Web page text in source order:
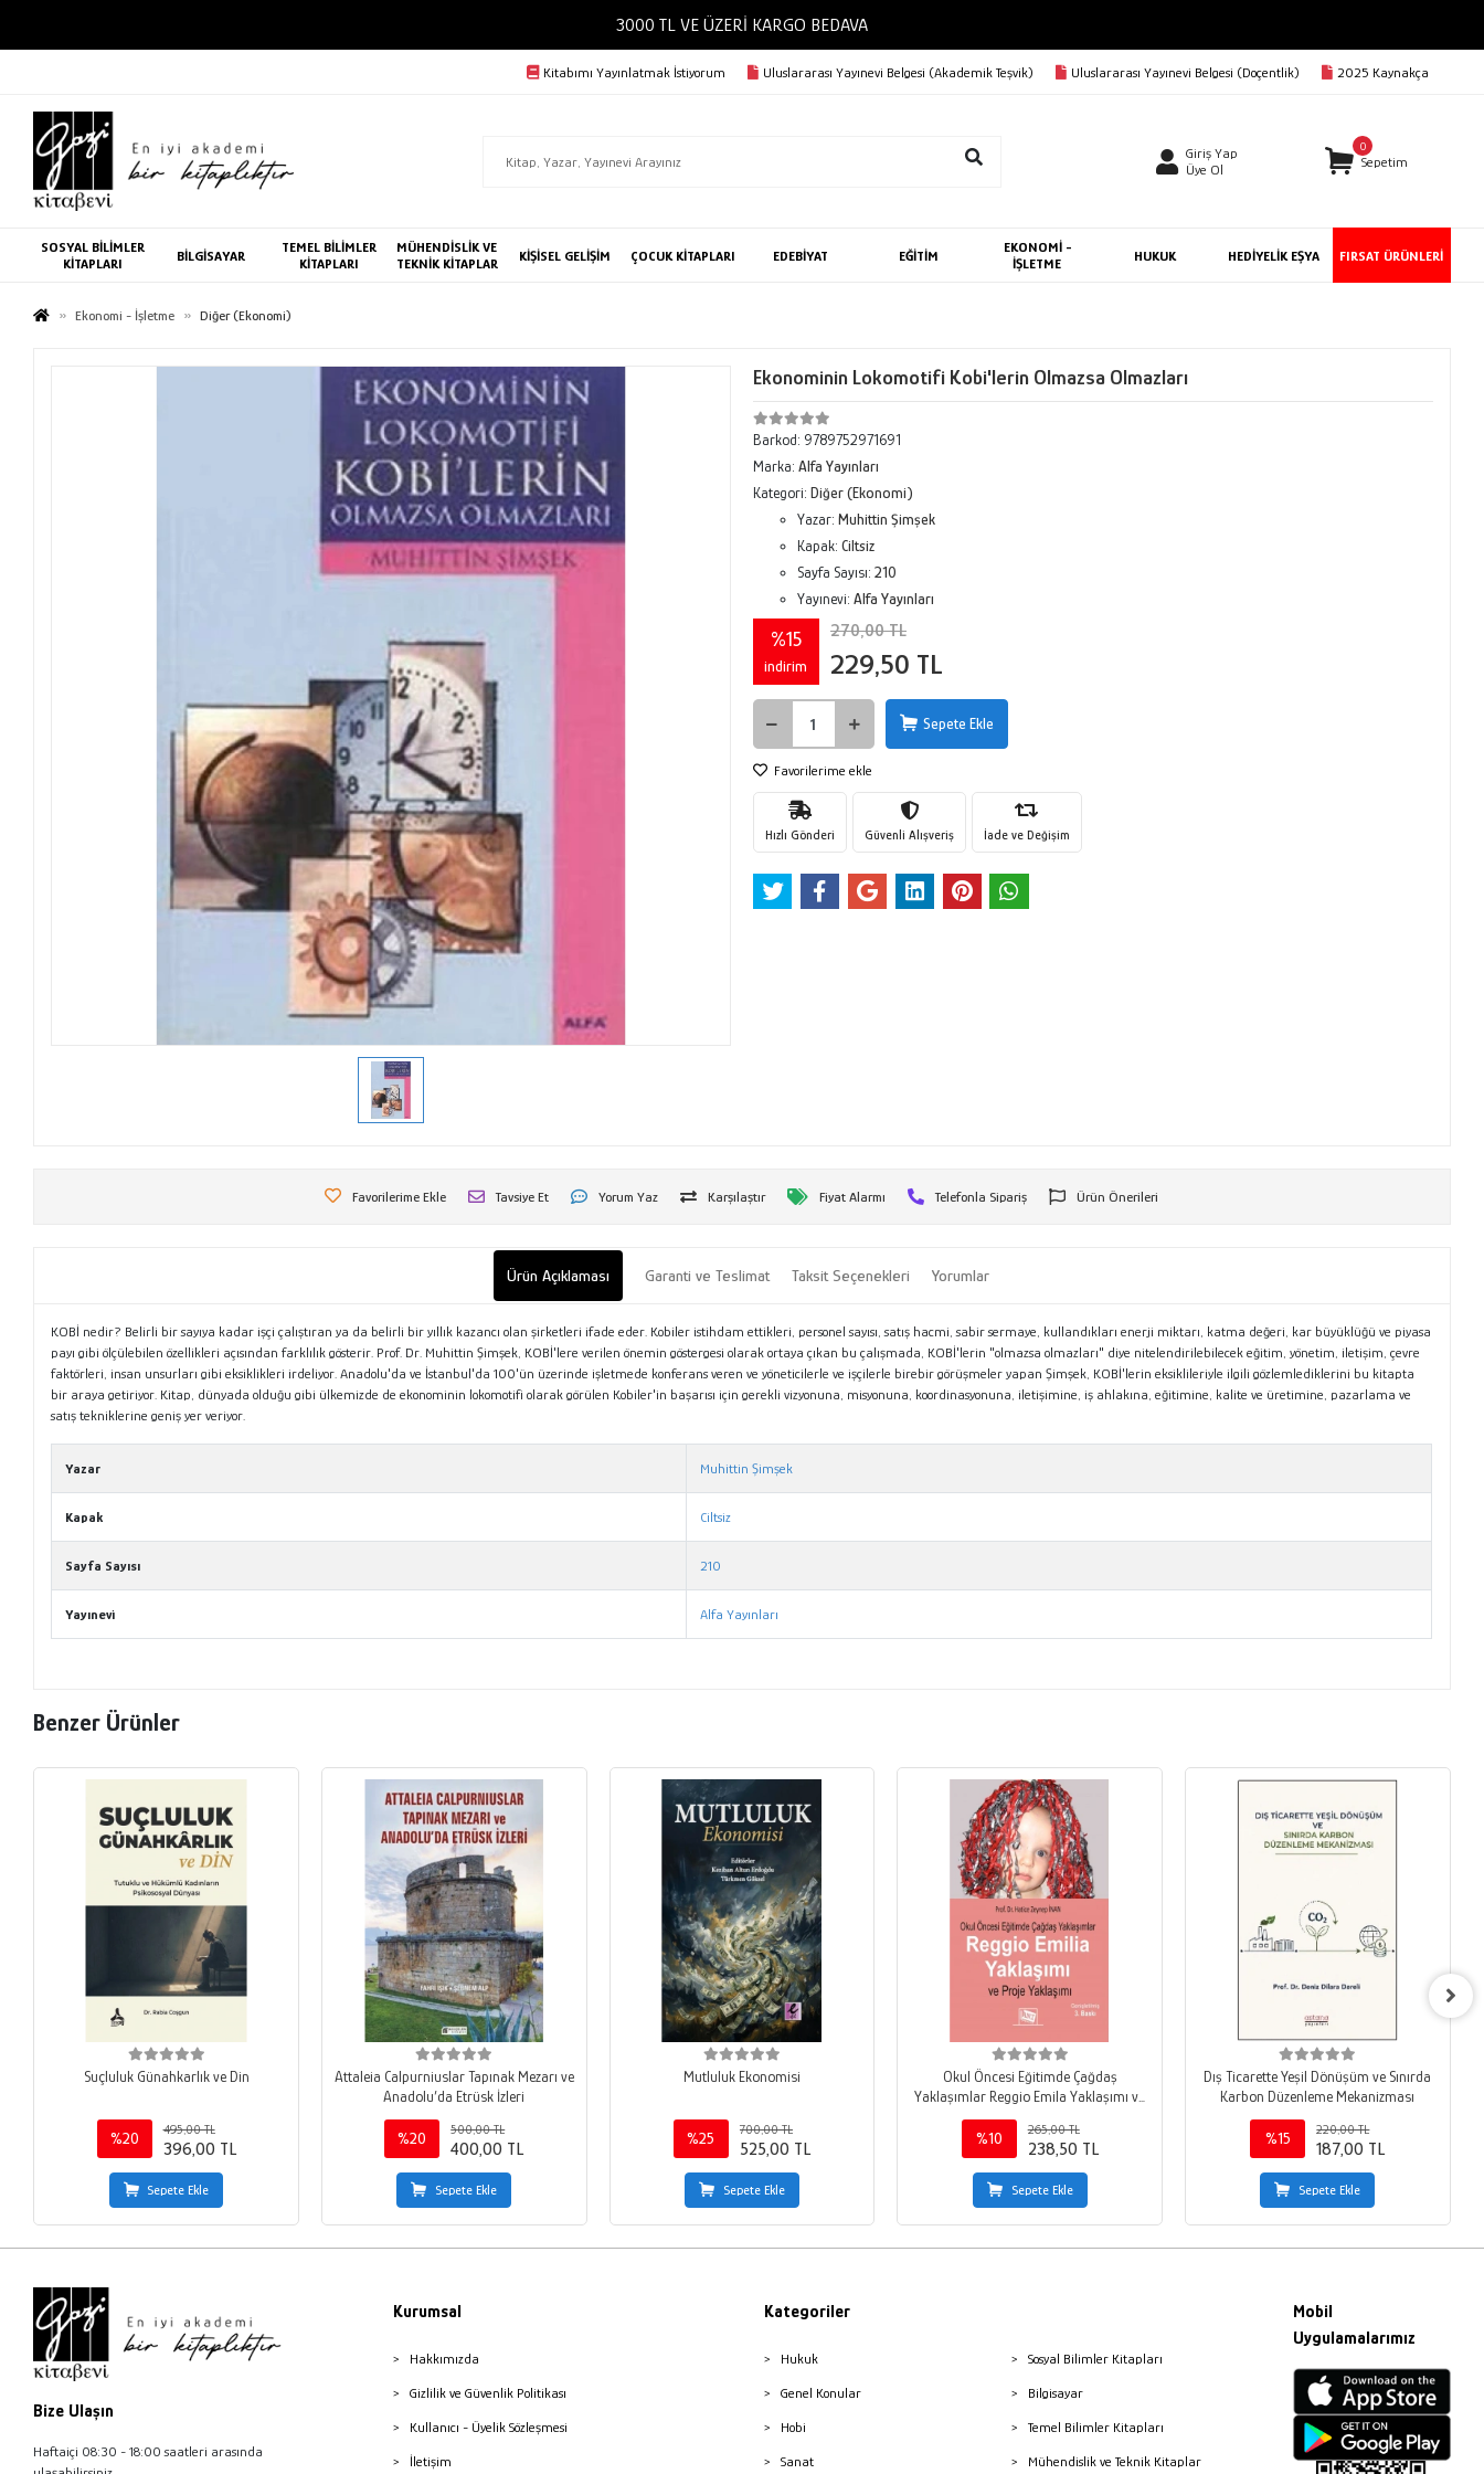
3000 TL VE ÜZERİ KARGO BEDAVA
Kitabımı Yayınlatmak İstiyorum Uluslararası Yayınevi Belgesi (Akademik Teşvik) Uluslararası Yayınevi Belgesi (Doçentlik) 2025 Kaynakça
Giriş Yap
Üye Ol
0
Sepetim
SOSYAL BİLİMLER
KİTAPLARI
BİLGİSAYAR
TEMEL BİLİMLER
KİTAPLARI
MÜHENDİSLİK VE
TEKNİK KİTAPLAR
KİŞİSEL GELİŞİM ÇOCUK KİTAPLARI EDEBİYAT EĞİTİM
EKONOMİ -
İŞLETME
HUKUK HEDİYELİK EŞYA FIRSAT ÜRÜNLERİ
Ekonomi - İşletme Diğer (Ekonomi)
Ekonominin Lokomotifi Kobi'lerin Olmazsa Olmazları
Barkod: 9789752971691
Marka: Alfa Yayınları
Kategori: Diğer (Ekonomi)
Yazar: Muhittin Şimşek
Kapak: Ciltsiz
Sayfa Sayısı: 210
Yayınevi: Alfa Yayınları
%15
indirim
270,00 TL
229,50 TL
Sepete Ekle
Favorilerime ekle
Hızlı Gönderi Güvenli Alışveriş İade ve Değişim
Favorilerime Ekle Tavsiye Et Yorum Yaz Karşılaştır Fiyat Alarmı Telefonla Sipariş Ürün Önerileri
Ürün Açıklaması Garanti ve Teslimat Taksit Seçenekleri Yorumlar
KOBİ nedir? Belirli bir sayıya kadar işçi çalıştıran ya da belirli bir yıllık kazancı olan şirketleri ifade eder. Kobiler istihdam ettikleri, personel sayısı, satış hacmi, sabir sermaye, kullandıkları enerji miktarı, katma değeri, kar büyüklüğü ve piyasa
payı gibi ölçülebilen özellikleri açısından farklılık gösterir. Prof. Dr. Muhittin Şimşek, KOBİ'lere verilen önemin göstergesi olarak ortaya çıkan bu çalışmada, KOBİ'lerin "olmazsa olmazları" diye nitelendirilebilecek eğitim, yönetim, iletişim, çevre
faktörleri, insan unsurları gibi eksiklikleri irdeliyor. Anadolu'da ve İstanbul'da 100'ün üzerinde işletmede konferans veren ve yöneticilerle ve işçilerle birebir görüşmeler yapan Şimşek, KOBİ'lerin eksiklileriyle ilgili gözlemlediklerini bu kitapta
bir araya getiriyor. Kitap, dünyada olduğu gibi ülkemizde de ekonominin lokomotifi olarak görülen Kobiler'in başarısı için gerekli vizyonuna, misyonuna, koordinasyonuna, iletişimine, iş ahlakına, eğitimine, kalite ve üretimine, pazarlama ve
satış tekniklerine geniş yer veriyor.
Yazar Muhittin Şimşek
Kapak Ciltsiz
Sayfa Sayısı 210
Yayınevi Alfa Yayınları
Benzer Ürünler
Suçluluk Günahkarlık ve Din
%20
495,00 TL
396,00 TL
Sepete Ekle
Attaleia Calpurniuslar Tapınak Mezarı ve
Anadolu’da Etrüsk İzleri
%20
500,00 TL
400,00 TL
Sepete Ekle
Mutluluk Ekonomisi
%25
700,00 TL
525,00 TL
Sepete Ekle
Okul Öncesi Eğitimde Çağdaş
Yaklaşımlar Reggio Emila Yaklaşımı ve
Proje Yaklaşımı
%10
265,00 TL
238,50 TL
Sepete Ekle
Dış Ticarette Yeşil Dönüşüm ve Sınırda
Karbon Düzenleme Mekanizması
%15
220,00 TL
187,00 TL
Sepete Ekle
Bize Ulaşın
Haftaiçi 08:30 - 18:00 saatleri arasında
Kurumsal
Hakkımızda
Gizlilik ve Güvenlik Politikası
Kullanıcı - Üyelik Sözleşmesi
İletişim
Kategoriler
Hukuk
Genel Konular
Hobi
Sanat
Sosyal Bilimler Kitapları
Bilgisayar
Temel Bilimler Kitapları
Mühendislik ve Teknik Kitaplar
Mobil
Uygulamalarımız